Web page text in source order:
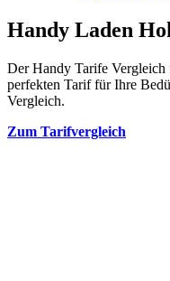
Handy Laden
Der Handy Tarife
perfekten Tarif für Ihre
Vergleich.
Zum Tarifvergleich